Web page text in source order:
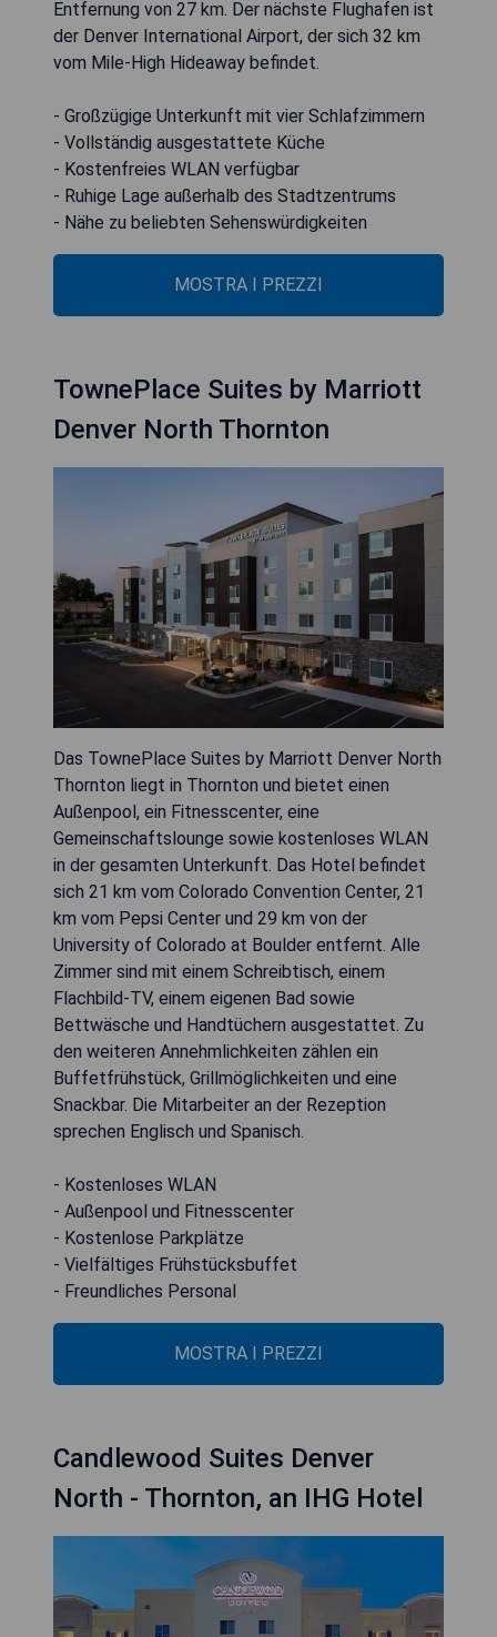
Entfernung von 27 km. Der nächste Flughafen ist
der Denver International Airport, der sich 32 km
vom Mile-High Hideaway befindet.
- Großzügige Unterkunft mit vier Schlafzimmern
- Vollständig ausgestattete Küche
- Kostenfreies WLAN verfügbar
- Ruhige Lage außerhalb des Stadtzentrums
- Nähe zu beliebten Sehenswürdigkeiten
MOSTRA I PREZZI
TownePlace Suites by Marriott
Denver North Thornton
Das TownePlace Suites by Marriott Denver North
Thornton liegt in Thornton und bietet einen
Außenpool, ein Fitnesscenter, eine
Gemeinschaftslounge sowie kostenloses WLAN
in der gesamten Unterkunft. Das Hotel befindet
sich 21 km vom Colorado Convention Center, 21
km vom Pepsi Center und 29 km von der
University of Colorado at Boulder entfernt. Alle
Zimmer sind mit einem Schreibtisch, einem
Flachbild-TV, einem eigenen Bad sowie
Bettwäsche und Handtüchern ausgestattet. Zu
den weiteren Annehmlichkeiten zählen ein
Buffetfrühstück, Grillmöglichkeiten und eine
Snackbar. Die Mitarbeiter an der Rezeption
sprechen Englisch und Spanisch.
- Kostenloses WLAN
- Außenpool und Fitnesscenter
- Kostenlose Parkplätze
- Vielfältiges Frühstücksbuffet
- Freundliches Personal
MOSTRA I PREZZI
Candlewood Suites Denver
North - Thornton, an IHG Hotel